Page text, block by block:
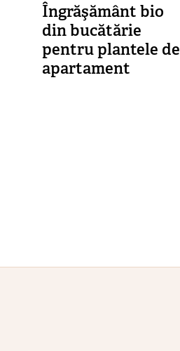
Îngrăşământ bio
din bucătărie
pentru plantele de
apartament